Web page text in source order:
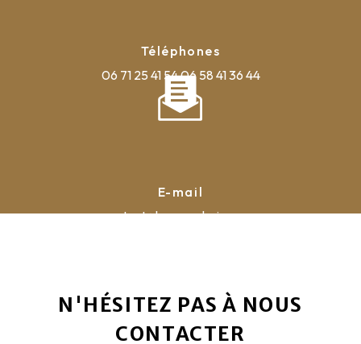
Téléphones
06 71 25 41 5406 58 41 36 44
E-mail
contact@la-pyrauboise.com
N'HÉSITEZ PAS À NOUS
CONTACTER